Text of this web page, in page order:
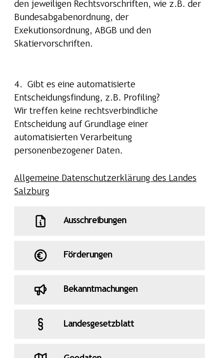
den jeweiligen Rechtsvorschriften, wie z.B. der
Bundesabgabenordnung, der
Exekutionsordnung, ABGB und den
Skatiervorschriften.
4. Gibt es eine automatisierte
Entscheidungsfindung, z.B. Profiling?
Wir treffen keine rechtsverbindliche
Entscheidung auf Grundlage einer
automatisierten Verarbeitung
personenbezogener Daten.
Allgemeine Datenschutzerklärung des Landes
Salzburg
Ausschreibungen
Förderungen
Bekanntmachungen
Landesgesetzblatt